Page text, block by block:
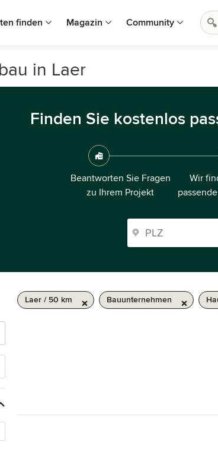
finden Magazin Community
in Laer
Finden Sie kostenlos
Beantworten Sie Fragen
zu Ihrem Projekt
Wir
Laer / 50 km Bauunternehmen